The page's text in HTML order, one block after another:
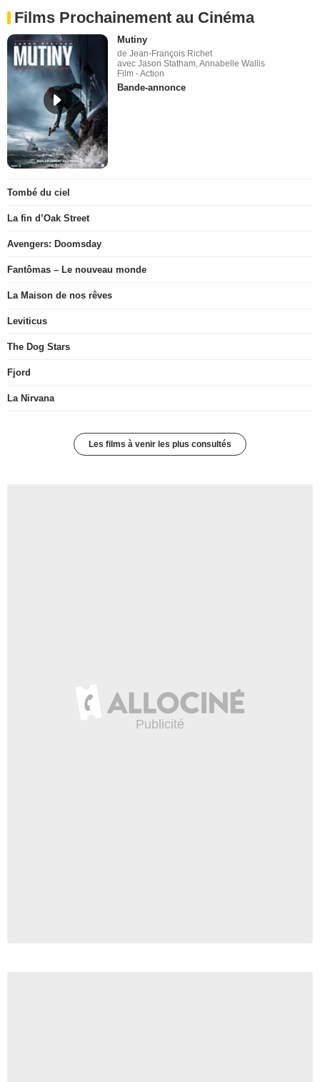
Films Prochainement au Cinéma
Mutiny
de Jean-François Richet
avec Jason Statham, Annabelle Wallis
Film - Action
Bande-annonce
Tombé du ciel
La fin d’Oak Street
Avengers: Doomsday
Fantômas – Le nouveau monde
La Maison de nos rêves
Leviticus
The Dog Stars
Fjord
La Nirvana
Les films à venir les plus consultés